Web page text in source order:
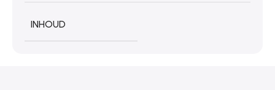
INHOUD